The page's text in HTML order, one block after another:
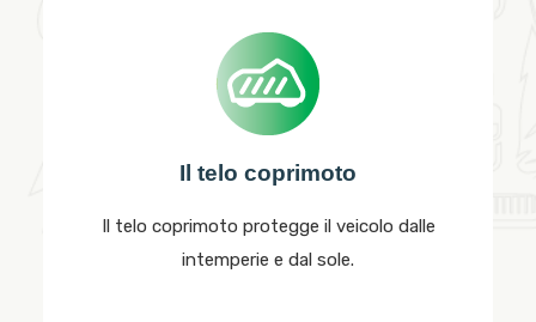
Il telo coprimoto
Il telo coprimoto protegge il veicolo dalle
intemperie e dal sole.